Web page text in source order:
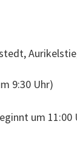
9:30 Uhr)
um 11:00